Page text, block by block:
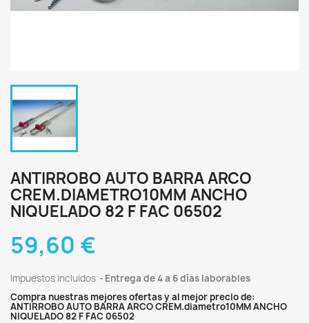
ANTIRROBO AUTO BARRA ARCO
CREM.DIAMETRO10MM ANCHO
NIQUELADO 82 F FAC 06502
59,60 €
Impuestos incluidos
Entrega de 4 a 6 días laborables
Compra nuestras mejores ofertas y al mejor precio de:
ANTIRROBO AUTO BARRA ARCO CREM.diametro10MM ANCHO
NIQUELADO 82 F FAC 06502